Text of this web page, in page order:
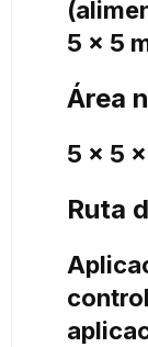
5 x 5
Área
5 x 5
Ruta